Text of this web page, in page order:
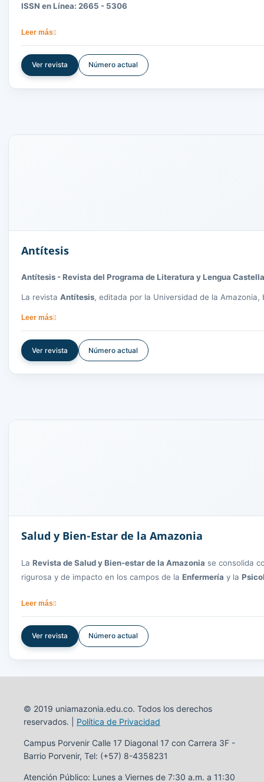
ISSN en Línea: 2665 - 5306
El alcance temático incluye artículos en diversas disciplinas
Leer más
Ver revista Número actual
Antítesis
Antítesis - Revista del Programa de Literatura y Lengua
La revista Antítesis, editada por la Universidad de la
pedagogía. Con periodicidad semestral, está abierta a la
No se cobran tarifas por la recepción, evaluación o publicación
o mediante la plataforma
Open Journal System
Leer más
Ver revista Número actual
Salud y Bien-Estar de la Amazonia
La Revista de Salud y Bien-estar de la Amazonia se consolida
rigurosa y de impacto en los campos de la Enfermería y la
Nuestro compromiso es ser un puente entre la academia y la
colectivo, y el desarrollo social sostenible, bajo los más altos
Leer más
Ver revista Número actual
© 2019 uniamazonia.edu.co. Todos los derechos
reservados. | Política de Privacidad
Campus Porvenir Calle 17 Diagonal 17 con Carrera 3F -
Barrio Porvenir, Tel: (+57) 8-4358231
Atención Público: Lunes a Viernes de 7:30 a.m. a 11:30